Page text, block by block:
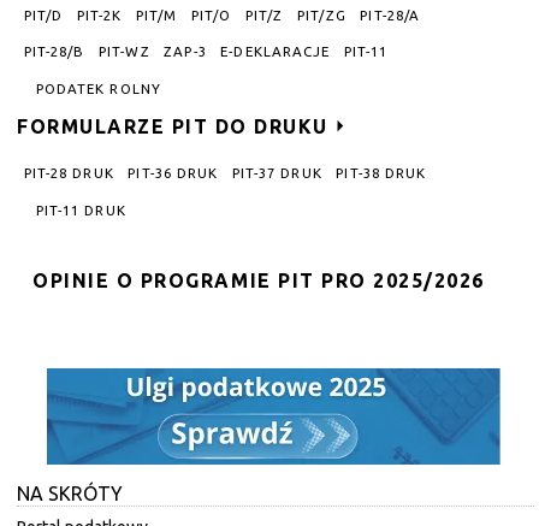
PIT/D PIT-2K PIT/M PIT/O PIT/Z PIT/ZG PIT-28/A
PIT-28/B PIT-WZ ZAP-3 E-DEKLARACJE PIT-11
PODATEK ROLNY
FORMULARZE PIT DO DRUKU
PIT-28 DRUK PIT-36 DRUK PIT-37 DRUK PIT-38 DRUK
PIT-11 DRUK
OPINIE O PROGRAMIE PIT PRO 2025/2026
NA SKRÓTY